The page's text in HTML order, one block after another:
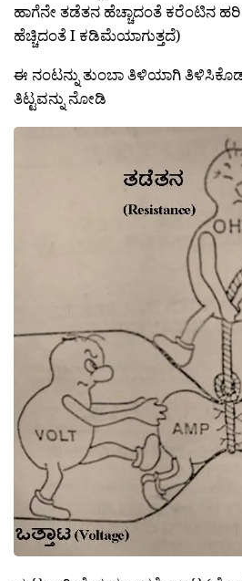
ಹಾಗೆನೇ ತಡೆತನ ಹೆಚ್ಚಾದಂತೆ ಕರೆಂಟಿನ
ಹೆಚ್ಚಿದಂತೆ I ಕಡಿಮೆಯಾಗುತ್ತದೆ)
ಈ ನಂಟನ್ನು ತುಂಬಾ ತಿಳಿಯಾಗಿ
ತಿಟ್ಟವನ್ನು ನೋಡಿ